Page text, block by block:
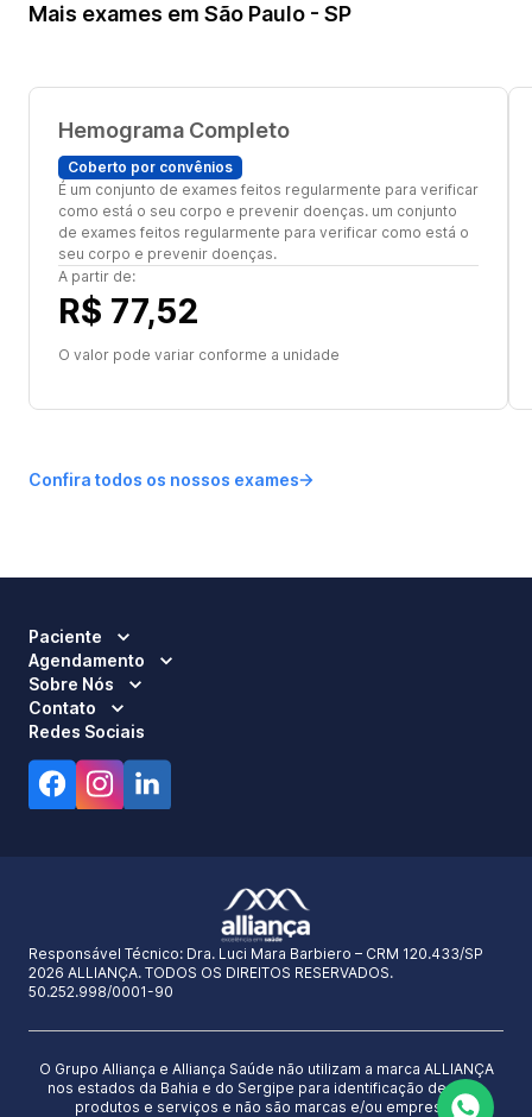
Mais exames em São Paulo - SP
Hemograma Completo
Coberto por convênios
É um conjunto de exames feitos regularmente para verificar
como está o seu corpo e prevenir doenças. um conjunto
de exames feitos regularmente para verificar como está o
seu corpo e prevenir doenças.
A partir de:
R$ 77,52
O valor pode variar conforme a unidade
Confira todos os nossos exames
Paciente
Agendamento
Sobre Nós
Contato
Redes Sociais
Responsável Técnico: Dra. Luci Mara Barbiero – CRM 120.433/SP
2026 ALLIANÇA. TODOS OS DIREITOS RESERVADOS.
50.252.998/0001-90
O Grupo Alliança e Alliança Saúde não utilizam a marca ALLIANÇA
nos estados da Bahia e do Sergipe para identificação de seus
produtos e serviços e não são marcas e/ou empresas